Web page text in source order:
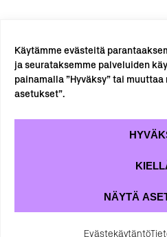
Käytämme evästeitä
ja seurataksemme palveluiden
painamalla ”Hyväksy” tai
asetukset”.
NÄYTÄ
Evästekäytäntö
TILAA
Tietosuojaseloste
Evästekäytäntö